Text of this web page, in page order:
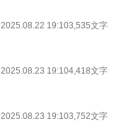
2025.08.22 19:103,535文字
2025.08.23 19:104,418文字
2025.08.23 19:103,752文字